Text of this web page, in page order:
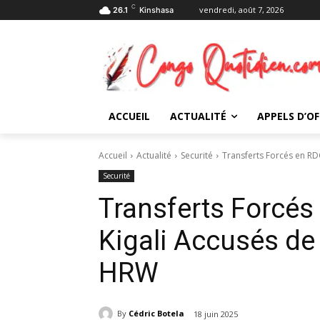
26.1 C Kinshasa vendredi, août 7, 2026
ACCUEIL ACTUALITÉ APPELS
Accueil Actualité Securité Transferts Forcés en
Securité
Transferts Forcés
Kigali Accusés
HRW
By Cédric Botela 18 juin 2025